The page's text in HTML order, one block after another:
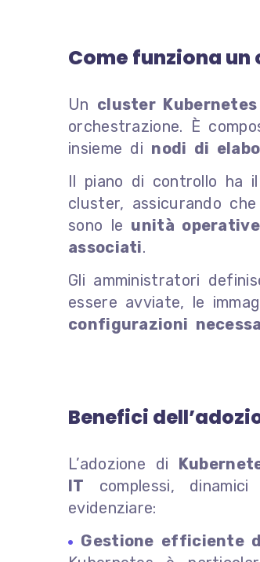
Come funziona
Un cluster Kubernetes
orchestrazione. È
insieme di nodi di
Il piano di controllo ha
cluster, assicurando
sono le unità operative
associati.
Gli amministratori
essere avviate, le
configurazioni
Benefici
L’adozione di
IT complessi,
evidenziare:
Gestione efficiente